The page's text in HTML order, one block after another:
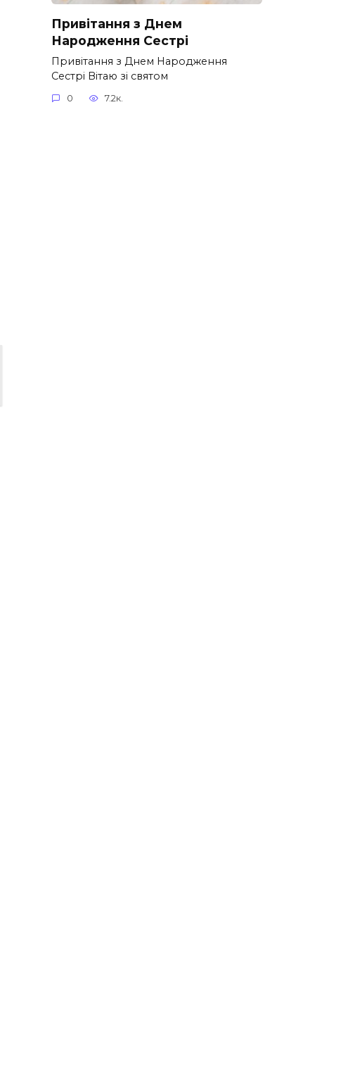
Привітання з Днем
Народження Сестрі
Привітання з Днем Народження
Сестрі Вітаю зі святом
0 7.2к.